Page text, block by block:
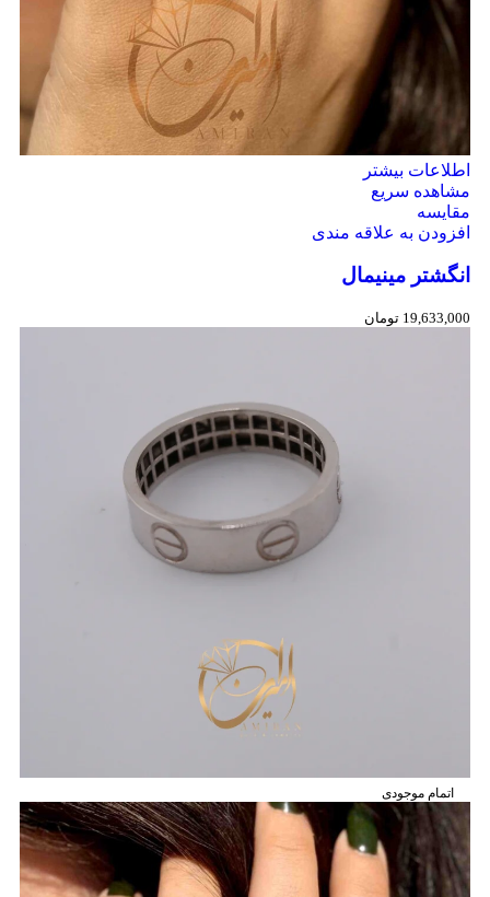
اطلاعات بیشتر
مشاهده سریع
مقایسه
افزودن به علاقه مندی
انگشتر مینیمال
19,633,000 تومان
اتمام موجودی